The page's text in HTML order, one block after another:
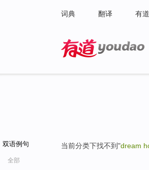
词典 翻译 有
双语例句
全部
当前分类下找不到"dream